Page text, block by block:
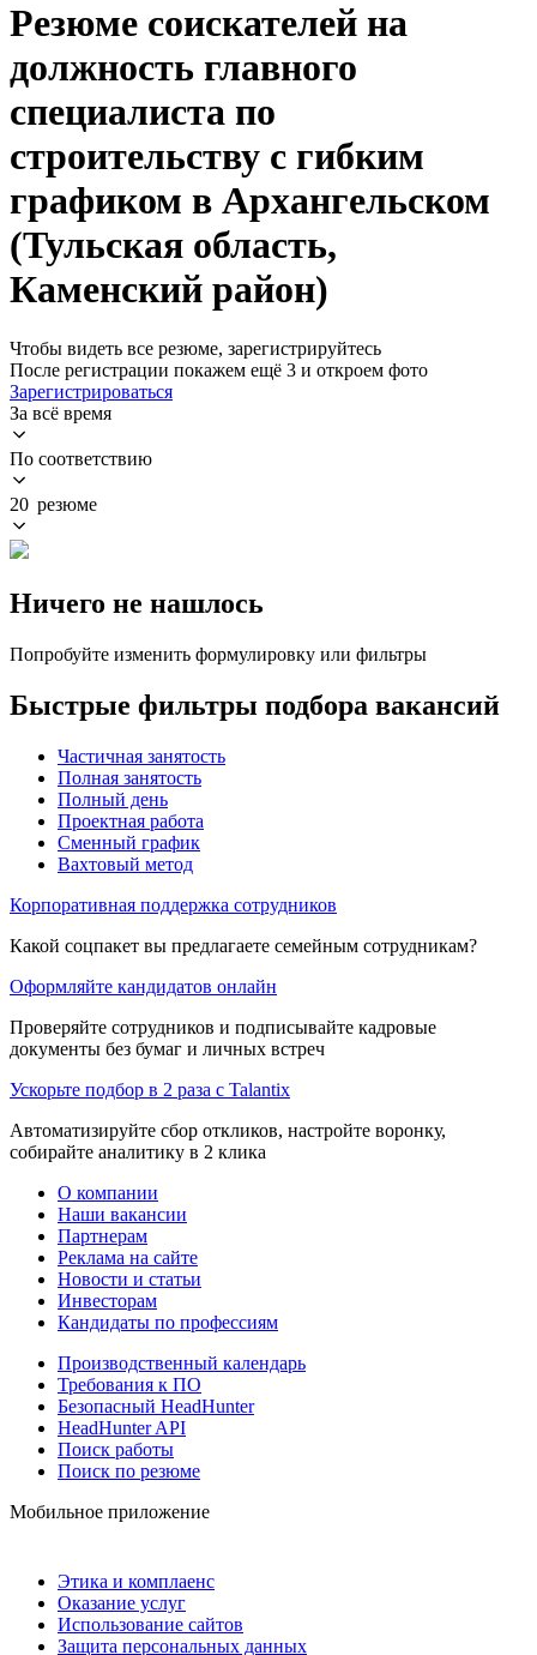
Резюме соискателей на
должность главного
специалиста по
строительству с гибким
графиком в Архангельском
(Тульская область,
Каменский район)
Чтобы видеть все резюме, зарегистрируйтесь
После регистрации покажем ещё 3 и откроем фото
Зарегистрироваться
За всё время
По соответствию
20 резюме
Ничего не нашлось
Попробуйте изменить формулировку или фильтры
Быстрые фильтры подбора вакансий
Частичная занятость
Полная занятость
Полный день
Проектная работа
Сменный график
Вахтовый метод
Корпоративная поддержка сотрудников
Какой соцпакет вы предлагаете семейным сотрудникам?
Оформляйте кандидатов онлайн
Проверяйте сотрудников и подписывайте кадровые
документы без бумаг и личных встреч
Ускорьте подбор в 2 раза с Talantix
Автоматизируйте сбор откликов, настройте воронку,
собирайте аналитику в 2 клика
О компании
Наши вакансии
Партнерам
Реклама на сайте
Новости и статьи
Инвесторам
Кандидаты по профессиям
Производственный календарь
Требования к ПО
Безопасный HeadHunter
HeadHunter API
Поиск работы
Поиск по резюме
Мобильное приложение
Этика и комплаенс
Оказание услуг
Использование сайтов
Защита персональных данных